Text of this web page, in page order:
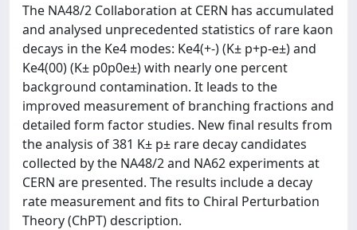
The NA48/2 Collaboration at CERN has accumulated
and analysed unprecedented statistics of rare kaon
decays in the Ke4 modes: Ke4(+-) (K± p+p-e±) and
Ke4(00) (K± p0p0e±) with nearly one percent
background contamination. It leads to the
improved measurement of branching fractions and
detailed form factor studies. New final results from
the analysis of 381 K± p± rare decay candidates
collected by the NA48/2 and NA62 experiments at
CERN are presented. The results include a decay
rate measurement and fits to Chiral Perturbation
Theory (ChPT) description.